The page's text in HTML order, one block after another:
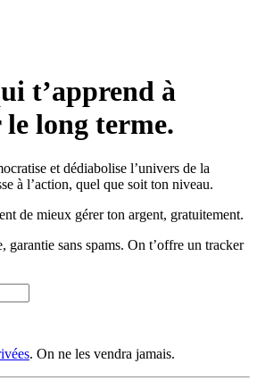
t’apprend à
long terme.
et dédiabolise l’univers de la
à l’action, quel que soit ton niveau.
de mieux gérer ton argent, gratuitement.
garantie sans spams. On t’offre un tracker
. On ne les vendra jamais.